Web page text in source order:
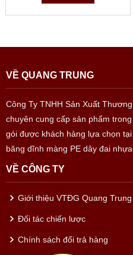
VỀ QUANG TRUNG
Công Ty TNHH Sản Xuất
chuyên cung cấp sản phẩm
gói được khách hàng lựa chọn
băng dĩnh màng PE dây đai
VỀ CÔNG TY
Giới thiệu VTĐG Quang Trung
Đối tác chiến lược
Chính sách đổi trả hàng